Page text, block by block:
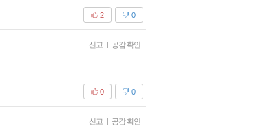
0
2
신고 | 공감 확인
0
0
신고 | 공감 확인